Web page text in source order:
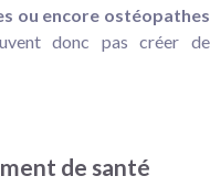
ou encore ostéopathes
donc pas créer de
de santé